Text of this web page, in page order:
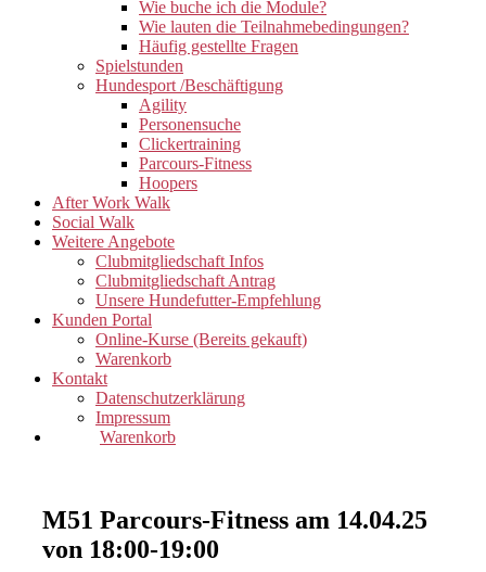
Wie buche ich die Module?
Wie lauten die Teilnahmebedingungen?
Häufig gestellte Fragen
Spielstunden
Hundesport /Beschäftigung
Agility
Personensuche
Clickertraining
Parcours-Fitness
Hoopers
After Work Walk
Social Walk
Weitere Angebote
Clubmitgliedschaft Infos
Clubmitgliedschaft Antrag
Unsere Hundefutter-Empfehlung
Kunden Portal
Online-Kurse (Bereits gekauft)
Warenkorb
Kontakt
Datenschutzerklärung
Impressum
Warenkorb
M51 Parcours-Fitness am 14.04.25
von 18:00-19:00